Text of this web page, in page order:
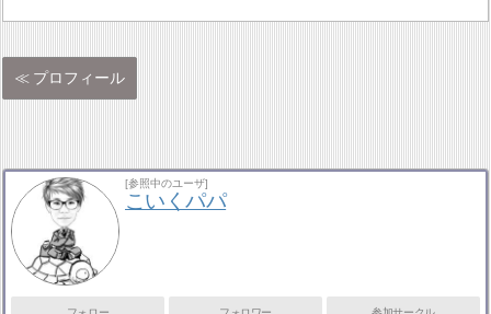
プロフィール
[参照中のユーザ]
こいくパパ